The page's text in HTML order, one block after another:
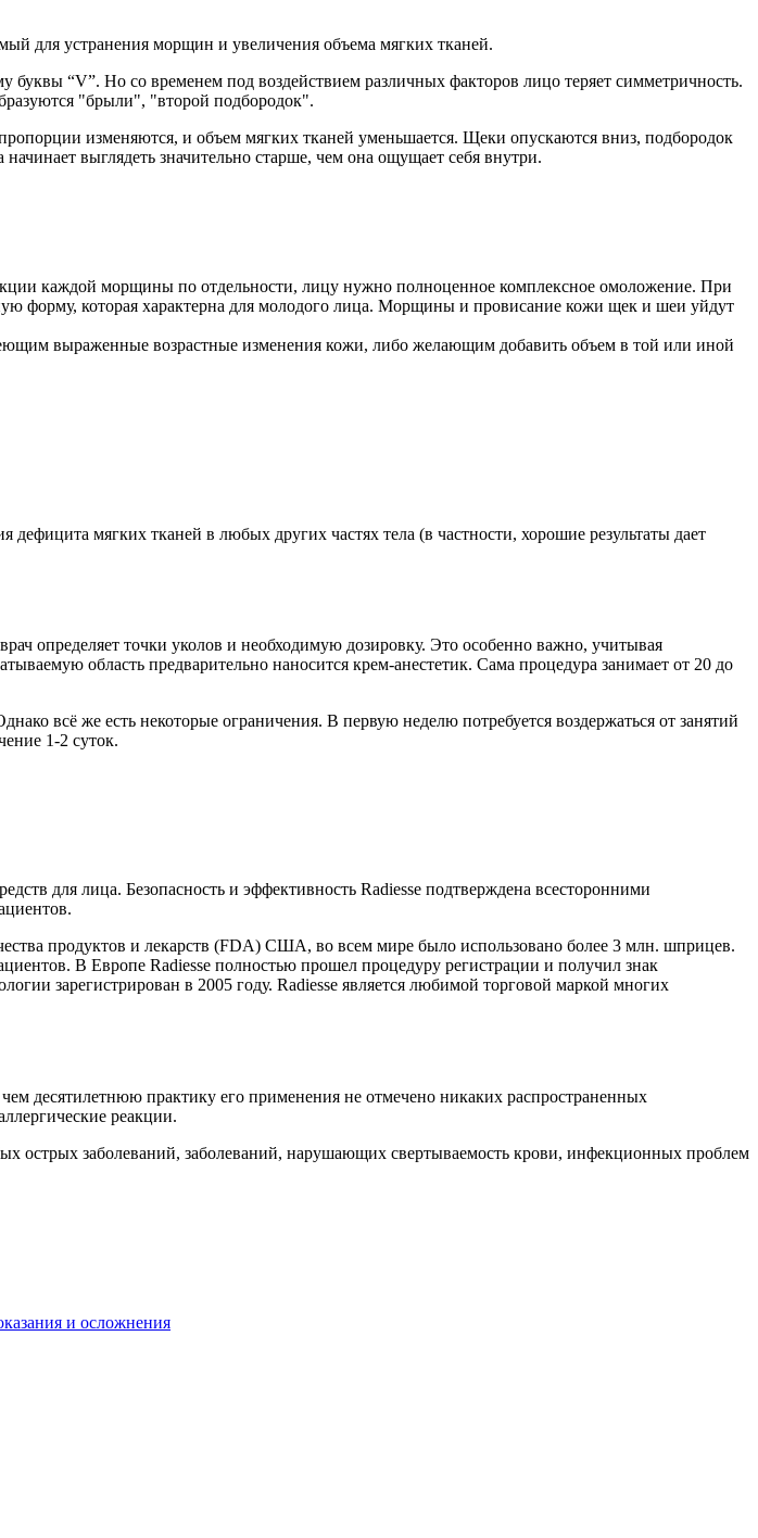
для устранения морщин и увеличения объема мягких тканей.
“V”. Но со временем под воздействием различных факторов лицо теряет симметричность.
"брыли", "второй подбородок".
изменяются, и объем мягких тканей уменьшается. Щеки опускаются вниз, подбородок
выглядеть значительно старше, чем она ощущает себя внутри.
каждой морщины по отдельности, лицу нужно полноценное комплексное омоложение. При
форму, которая характерна для молодого лица. Морщины и провисание кожи щек и шеи уйдут
выраженные возрастные изменения кожи, либо желающим добавить объем в той или иной
дефицита мягких тканей в любых других частях тела (в частности, хорошие результаты дает
определяет точки уколов и необходимую дозировку. Это особенно важно, учитывая
область предварительно наносится крем-анестетик. Сама процедура занимает от 20 до
всё же есть некоторые ограничения. В первую неделю потребуется воздержаться от занятий
1-2 суток.
для лица. Безопасность и эффективность Radiesse подтверждена всесторонними
продуктов и лекарств (FDA) США, во всем мире было использовано более 3 млн. шприцев.
В Европе Radiesse полностью прошел процедуру регистрации и получил знак
зарегистрирован в 2005 году. Radiesse является любимой торговой маркой многих
десятилетнюю практику его применения не отмечено никаких распространенных
реакции.
острых заболеваний, заболеваний, нарушающих свертываемость крови, инфекционных проблем
и осложнения